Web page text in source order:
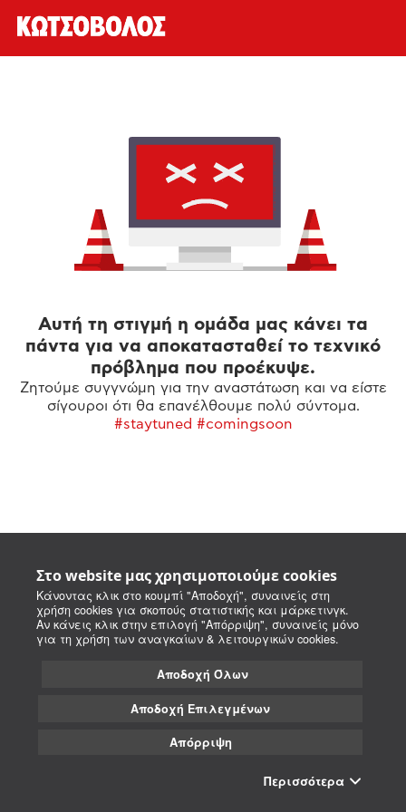
Στο website μας χρησιμοποιούμε cookies
Κάνοντας κλικ στο κουμπί "Αποδοχή", συναινείς στη
χρήση cookies για σκοπούς στατιστικής και μάρκετινγκ.
Αν κάνεις κλικ στην επιλογή "Απόρριψη", συναινείς μόνο
για τη χρήση των αναγκαίων & λειτουργικών cookies.
Αποδοχή Όλων
Αποδοχή Επιλεγμένων
Απόρριψη
Περισσότερα
Αυτή τη στιγμή η ομάδα μας κάνει τα
πάντα για να αποκατασταθεί το τεχνικό
πρόβλημα που προέκυψε.
Ζητούμε συγγνώμη για την αναστάτωση και να είστε
σίγουροι ότι θα επανέλθουμε πολύ σύντομα.
#staytuned #comingsoon